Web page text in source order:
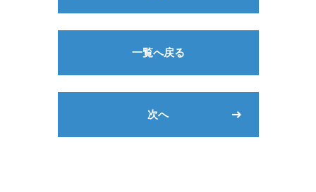
一覧へ戻る
次へ